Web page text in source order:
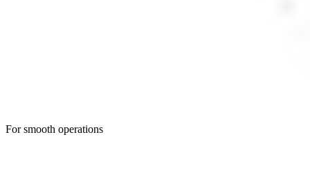
For smooth operations